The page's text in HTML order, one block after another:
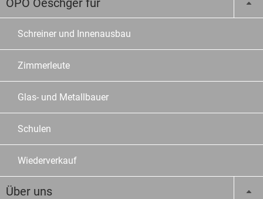
Schreiner und Innenausbau
Zimmerleute
Glas- und Metallbauer
Schulen
Wiederverkauf
Über uns